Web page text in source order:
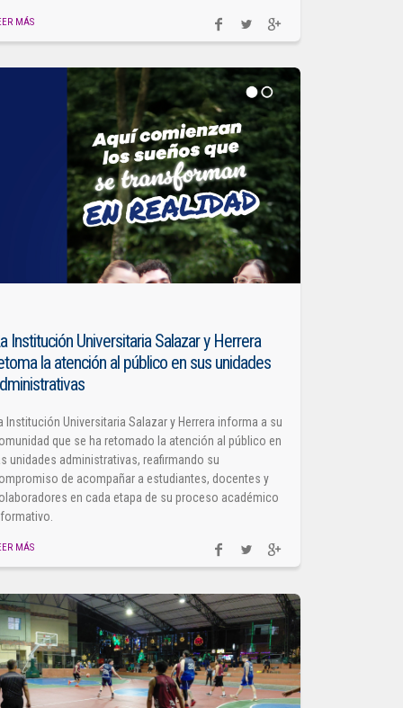
MÁS
Institución Universitaria Salazar y Herrera
la atención al público en sus unidades
Institución Universitaria Salazar y Herrera informa a su
que se ha retomado la atención al público en
unidades administrativas, reafirmando su
de acompañar a estudiantes, docentes y
en cada etapa de su proceso académico
MÁS